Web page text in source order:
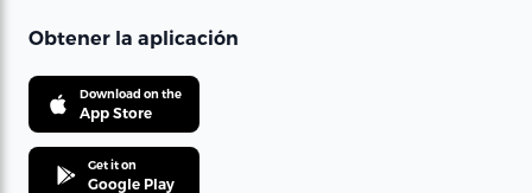
Obtener la aplicación
Download on the
App Store
Get it on
Google Play